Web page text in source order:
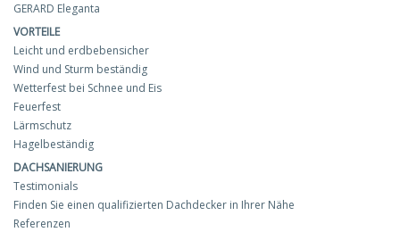
GERARD Eleganta
VORTEILE
Leicht und erdbebensicher
Wind und Sturm beständig
Wetterfest bei Schnee und Eis
Feuerfest
Lärmschutz
Hagelbeständig
DACHSANIERUNG
Testimonials
Finden Sie einen qualifizierten Dachdecker in Ihrer Nähe
Referenzen